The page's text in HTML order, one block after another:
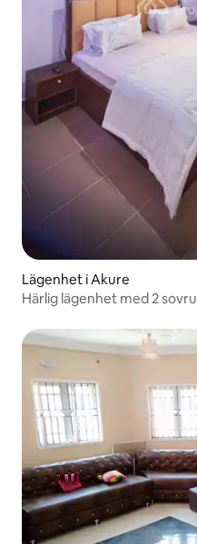
Lägenhet i Akure
Härlig lägenhet med 2